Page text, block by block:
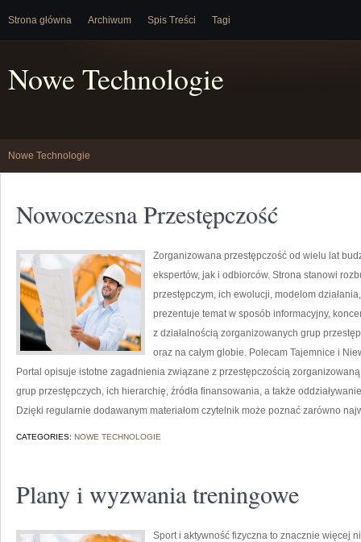
Strona główna Archiwum Spis Treści Tagi
Nowe Technologie
Nowe Technologie
Nowoczesna Przestępczość
Zorganizowana przestępczość od wielu lat
ekspertów, jak i odbiorców. Strona stanowi
przestępczym, ich ewolucji, modelom
prezentuje temat w sposób informacyjny,
z działalnością zorganizowanych grup
oraz na całym globie. Polecam Tajemnice i
Portal opisuje istotne zagadnienia związane z przestępczością
grup przestępczych, ich hierarchię, źródła finansowania, a także
Dzięki regularnie dodawanym materiałom czytelnik może poznać zarówno
CATEGORIES: NOWE TECHNOLOGIE
Plany i wyzwania treningowe
Sport i aktywność fizyczna to znacznie więcej